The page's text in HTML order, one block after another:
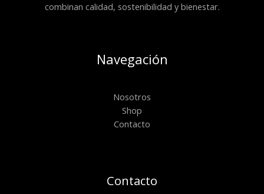
combinan calidad, sostenibilidad y bienestar.
Navegación
Nosotros
Shop
Contacto
Contacto